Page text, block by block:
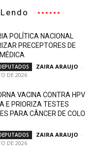
POLÍTICA NACIONAL
PRECEPTORES DE
ZAIRA ARAUJO -
DE 2026
VACINA CONTRA HPV
E PRIORIZA TESTES
PARA CÂNCER DE COLO
ZAIRA ARAUJO -
DE 2026